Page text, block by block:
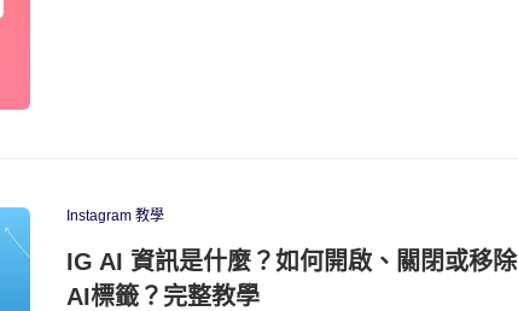
Instagram 教學
IG AI 資訊是什麼？如何開啟、關閉或移除
AI標籤？完整教學